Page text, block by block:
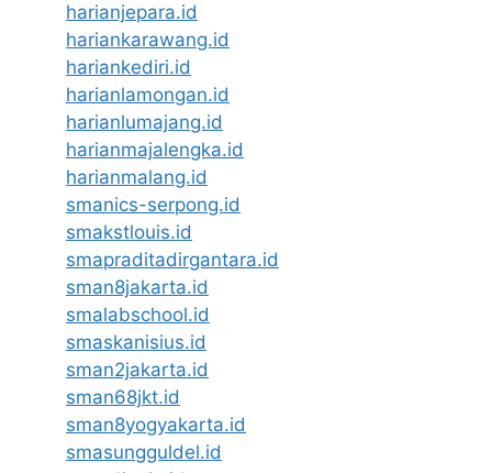
harianjepara.id
hariankarawang.id
hariankediri.id
harianlamongan.id
harianlumajang.id
harianmajalengka.id
harianmalang.id
smanics-serpong.id
smakstlouis.id
smapraditadirgantara.id
sman8jakarta.id
smalabschool.id
smaskanisius.id
sman2jakarta.id
sman68jkt.id
sman8yogyakarta.id
smasungguldel.id